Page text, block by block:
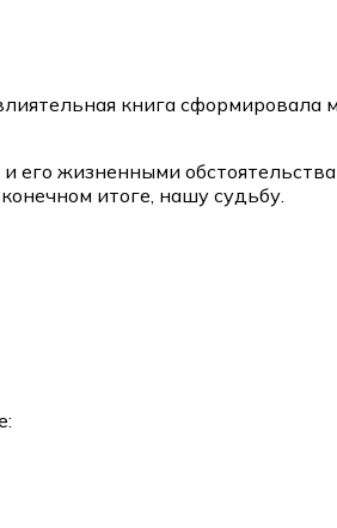
книга
его жизненными
итоге, нашу судьбу.